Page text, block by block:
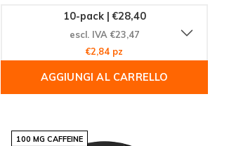
10-pack | €28,40
escl. IVA €23,47
€2,84 pz
AGGIUNGI AL CARRELLO
100 MG CAFFEINE